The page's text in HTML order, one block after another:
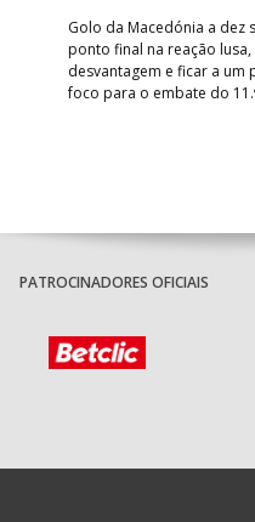
Golo da Macedónia a dez
ponto final na reação
desvantagem e ficar a um
foco para o embate do
PATROCINADORES OFICIAIS